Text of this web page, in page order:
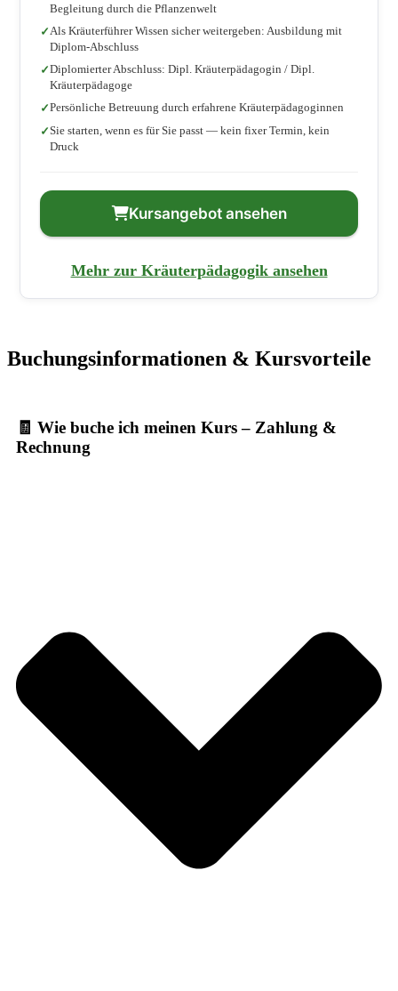
Begleitung durch die Pflanzenwelt
Als Kräuterführer Wissen sicher weitergeben: Ausbildung mit
Diplom-Abschluss
Diplomierter Abschluss: Dipl. Kräuterpädagogin / Dipl.
Kräuterpädagoge
Persönliche Betreuung durch erfahrene Kräuterpädagoginnen
Sie starten, wenn es für Sie passt — kein fixer Termin, kein
Druck
Kursangebot ansehen
Mehr zur Kräuterpädagogik ansehen
Buchungsinformationen & Kursvorteile
🧾 Wie buche ich meinen Kurs – Zahlung &
Rechnung